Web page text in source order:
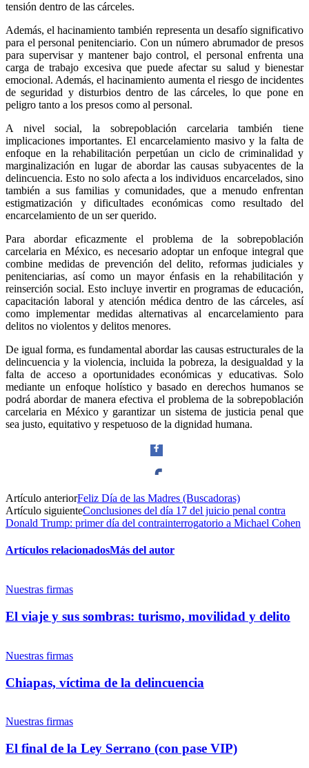
Telegram
tensión dentro de las cárceles.
Además, el hacinamiento también representa un desafío significativo
para el personal penitenciario. Con un número abrumador de presos
para supervisar y mantener bajo control, el personal enfrenta una
carga de trabajo excesiva que puede afectar su salud y bienestar
emocional. Además, el hacinamiento aumenta el riesgo de incidentes
de seguridad y disturbios dentro de las cárceles, lo que pone en
peligro tanto a los presos como al personal.
A nivel social, la sobrepoblación carcelaria también tiene
implicaciones importantes. El encarcelamiento masivo y la falta de
enfoque en la rehabilitación perpetúan un ciclo de criminalidad y
marginalización en lugar de abordar las causas subyacentes de la
delincuencia. Esto no solo afecta a los individuos encarcelados, sino
también a sus familias y comunidades, que a menudo enfrentan
estigmatización y dificultades económicas como resultado del
encarcelamiento de un ser querido.
Para abordar eficazmente el problema de la sobrepoblación
carcelaria en México, es necesario adoptar un enfoque integral que
combine medidas de prevención del delito, reformas judiciales y
penitenciarias, así como un mayor énfasis en la rehabilitación y
reinserción social. Esto incluye invertir en programas de educación,
capacitación laboral y atención médica dentro de las cárceles, así
como implementar medidas alternativas al encarcelamiento para
delitos no violentos y delitos menores.
De igual forma, es fundamental abordar las causas estructurales de la
delincuencia y la violencia, incluida la pobreza, la desigualdad y la
falta de acceso a oportunidades económicas y educativas. Solo
mediante un enfoque holístico y basado en derechos humanos se
podrá abordar de manera efectiva el problema de la sobrepoblación
carcelaria en México y garantizar un sistema de justicia penal que
sea justo, equitativo y respetuoso de la dignidad humana.
Facebook
Artículo anteriorFeliz Día de las Madres (Buscadoras)
Artículo siguienteConclusiones del día 17 del juicio penal contra
Donald Trump: primer día del contrainterrogatorio a Michael Cohen
Artículos relacionadosMás del autor
Nuestras firmas
El viaje y sus sombras: turismo, movilidad y delito
Nuestras firmas
Chiapas, víctima de la delincuencia
Nuestras firmas
El final de la Ley Serrano (con pase VIP)